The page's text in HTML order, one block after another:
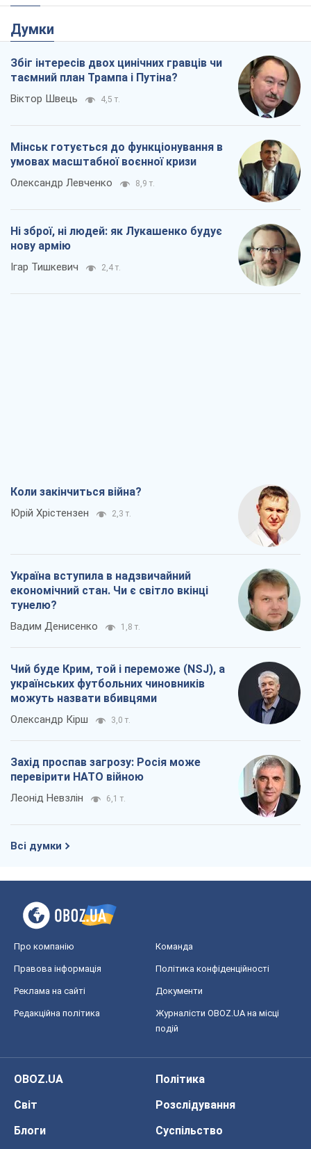
Думки
Збіг інтересів двох цинічних гравців чи
таємний план Трампа і Путіна?
Віктор Швець 4,5 т.
Мінськ готується до функціонування в
умовах масштабної воєнної кризи
Олександр Левченко 8,9 т.
Ні зброї, ні людей: як Лукашенко будує
нову армію
Ігар Тишкевич 2,4 т.
Коли закінчиться війна?
Юрій Хрістензен 2,3 т.
Україна вступила в надзвичайний
економічний стан. Чи є світло вкінці
тунелю?
Вадим Денисенко 1,8 т.
Чий буде Крим, той і переможе (NSJ), а
українських футбольних чиновників
можуть назвати вбивцями
Олександр Кірш 3,0 т.
Захід проспав загрозу: Росія може
перевірити НАТО війною
Леонід Невзлін 6,1 т.
Всі думки
Про компанію Команда
Правова інформація Політика конфіденційності
Реклама на сайті Документи
Редакційна політика
Журналісти OBOZ.UA на місці
подій
OBOZ.UA
Політика
Світ
Розслідування
Блоги
Суспільство